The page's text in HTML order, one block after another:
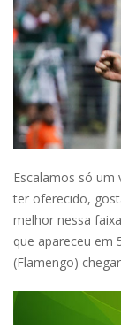
Escalamos só
ter oferecido,
melhor nessa
que apareceu em
(Flamengo)